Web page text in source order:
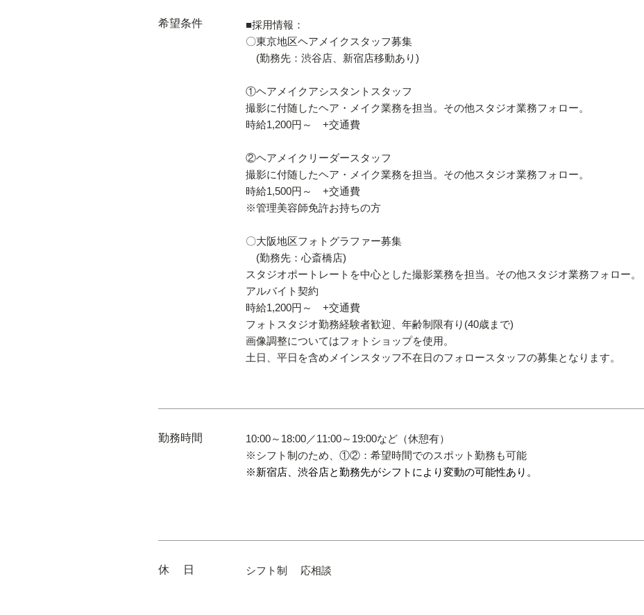
希望条件
■採用情報：
〇東京地区ヘアメイクスタッフ募集
(勤務先：渋谷店、新宿店移動あり)
①ヘアメイクアシスタントスタッフ
撮影に付随したヘア・メイク業務を担当。その他スタジオ業務フォロー。
時給1,200円～ +交通費
②ヘアメイクリーダースタッフ
撮影に付随したヘア・メイク業務を担当。その他スタジオ業務フォロー。
時給1,500円～ +交通費
※管理美容師免許お持ちの方
〇大阪地区フォトグラファー募集
(勤務先：心斎橋店)
スタジオポートレートを中心とした撮影業務を担当。その他スタジオ業務フォロー。
アルバイト契約
時給1,200円～ +交通費
フォトスタジオ勤務経験者歓迎、年齢制限有り(40歳まで)
画像調整についてはフォトショップを使用。
土日、平日を含めメインスタッフ不在日のフォロースタッフの募集となります。
勤務時間
10:00～18:00／11:00～19:00など（休憩有）
※シフト制のため、①②：希望時間でのスポット勤務も可能
​※新宿店、渋谷店と勤務先がシフトにより変動の可能性あり。
休 日 シフト制 応相談